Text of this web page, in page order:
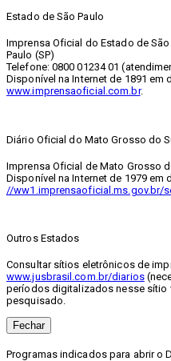
Estado de São Paulo
Imprensa Oficial do Estado de
Paulo (SP)
Telefone: 0800 01234 01
Disponível na Internet de 1891 em
www.imprensaoficial.com.br.
Diário Oficial do Mato Grosso do
Imprensa Oficial de Mato Grosso
Disponível na Internet de 1979 em
//ww1.imprensaoficial.ms.gov.br/
Outros Estados
Consultar sítios eletrônicos de
www.jusbrasil.com.br/diarios
períodos digitalizados nesse sítio
pesquisado.
Fechar
Programas indicados para abrir o